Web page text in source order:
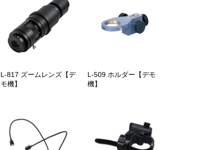
L-817 ズームレンズ【デ
モ機】
L-509 ホルダー【デモ
機】